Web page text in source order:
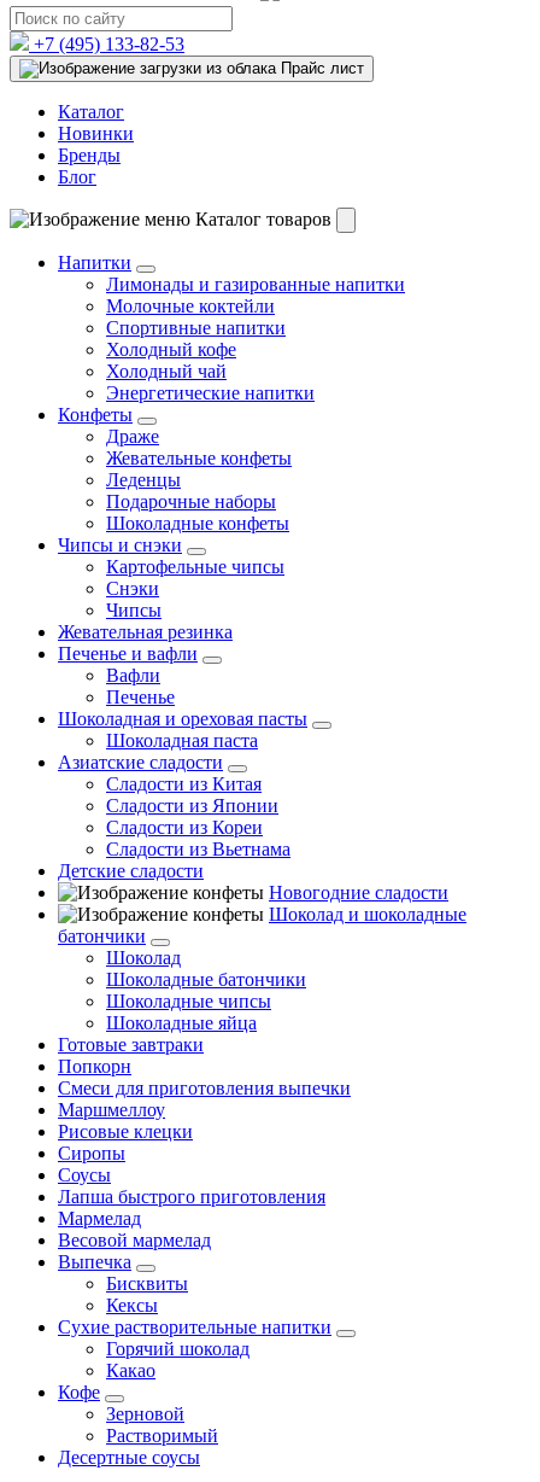
+7 (495) 133-82-53
Прайс лист
Каталог
Новинки
Бренды
Блог
Каталог товаров
Напитки
Лимонады и газированные напитки
Молочные коктейли
Спортивные напитки
Холодный кофе
Холодный чай
Энергетические напитки
Конфеты
Драже
Жевательные конфеты
Леденцы
Подарочные наборы
Шоколадные конфеты
Чипсы и снэки
Картофельные чипсы
Снэки
Чипсы
Жевательная резинка
Печенье и вафли
Вафли
Печенье
Шоколадная и ореховая пасты
Шоколадная паста
Азиатские сладости
Сладости из Китая
Сладости из Японии
Сладости из Кореи
Сладости из Вьетнама
Детские сладости
Новогодние сладости
Шоколад и шоколадные
батончики
Шоколад
Шоколадные батончики
Шоколадные чипсы
Шоколадные яйца
Готовые завтраки
Попкорн
Смеси для приготовления выпечки
Маршмеллоу
Рисовые клецки
Сиропы
Соусы
Лапша быстрого приготовления
Мармелад
Весовой мармелад
Выпечка
Бисквиты
Кексы
Сухие растворительные напитки
Горячий шоколад
Какао
Кофе
Зерновой
Растворимый
Десертные соусы